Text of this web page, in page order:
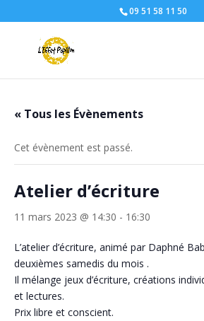
09 51 58 11 50
« Tous les Évènements
Cet évènement est passé.
Atelier d’écriture
11 mars 2023 @ 14:30 - 16:30
L’atelier d’écriture, animé par Daphné
deuxièmes samedis du mois .
Il mélange jeux d’écriture, créations
et lectures.
Prix libre et conscient.